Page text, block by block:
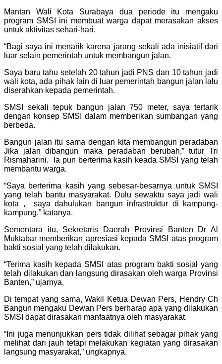
Mantan Wali Kota Surabaya dua periode itu mengaku
program SMSI ini membuat warga dapat merasakan akses
untuk aktivitas sehari-hari.
“Bagi saya ini menarik karena jarang sekali ada inisiatif dari
luar selain pemerintah untuk membangun jalan.
Saya baru tahu setelah 20 tahun jadi PNS dan 10 tahun jadi
wali kota, ada pihak lain di luar pemerintah bangun jalan lalu
diserahkan kepada pemerintah.
SMSI sekali tepuk bangun jalan 750 meter, saya tertarik
dengan konsep SMSI dalam memberikan sumbangan yang
berbeda.
Bangun jalan itu sama dengan kita membangun peradaban
Jika jalan dibangun maka peradaban berubah,” tutur Tri
Rismaharini. Ia pun berterima kasih keada SMSI yang telah
membantu warga.
“Saya berterima kasih yang sebesar-besarnya untuk SMSI
yang telah bantu masyarakat. Dulu sewaktu saya jadi wali
kota , saya dahulukan bangun infrastruktur di kampung-
kampung,” katanya.
Sementara itu, Sekretaris Daerah Provinsi Banten Dr Al
Muktabar memberikan apresiasi kepada SMSI atas program
bakti sosial yang telah dilakukan.
“Terima kasih kepada SMSI atas program bakti sosial yang
telah dilakukan dan langsung dirasakan oleh warga Provinsi
Banten,” ujarnya.
Di tempat yang sama, Wakil Ketua Dewan Pers, Hendry Ch
Bangun mengaku Dewan Pers berharap apa yang dilakukan
SMSI dapat dirasakan manfaatnya oleh masyarakat.
“Ini juga menunjukkan pers tidak dilihat sebagai pihak yang
melihat dari jauh tetapi melakukan kegiatan yang dirasakan
langsung masyarakat,” ungkapnya.